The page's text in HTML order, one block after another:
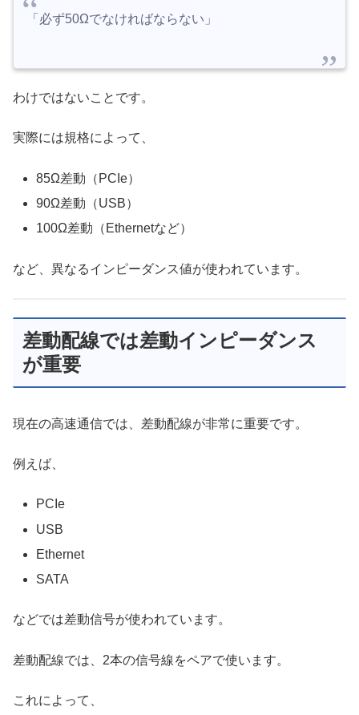
「必ず50Ωでなければならない」
わけではないことです。
実際には規格によって、
85Ω差動（PCIe）
90Ω差動（USB）
100Ω差動（Ethernetなど）
など、異なるインピーダンス値が使われています。
差動配線では差動インピーダンス
が重要
現在の高速通信では、差動配線が非常に重要です。
例えば、
PCIe
USB
Ethernet
SATA
などでは差動信号が使われています。
差動配線では、2本の信号線をペアで使います。
これによって、